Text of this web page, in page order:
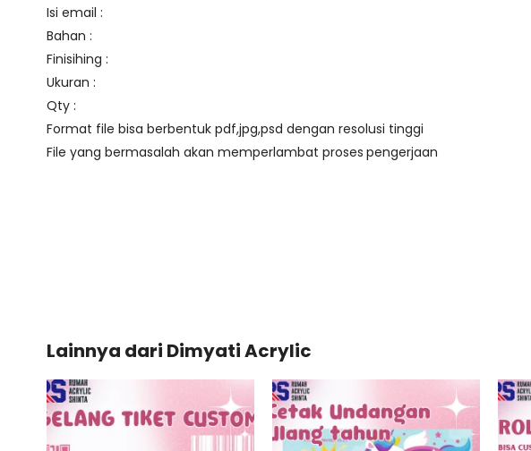
Isi email :
Bahan :
Finisihing :
Ukuran :
Qty :
Format file bisa berbentuk pdf,jpg,psd dengan resolusi tinggi
File yang bermasalah akan memperlambat proses pengerjaan
Lainnya dari Dimyati Acrylic